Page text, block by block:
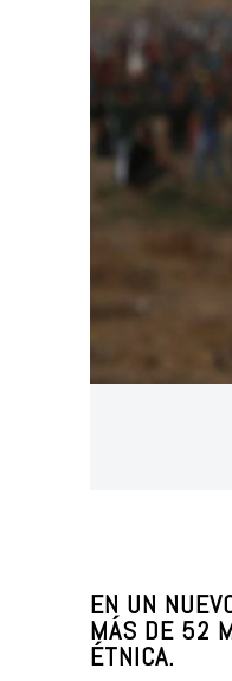
EN UN
MÁS DE 52
ÉTNICA.